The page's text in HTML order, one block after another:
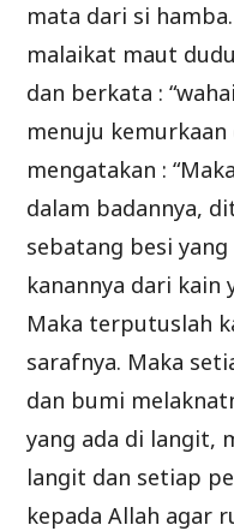
mata dari si
malaikat maut
dan berkata :
menuju kemurkaan
mengatakan :
dalam badannya,
sebatang besi
kanannya dari kain
Maka terputuslah
sarafnya. Maka
dan bumi
yang ada di langit,
langit dan setiap
kepada Allah agar